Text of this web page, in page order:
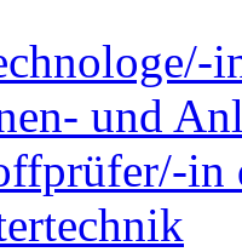
und
in